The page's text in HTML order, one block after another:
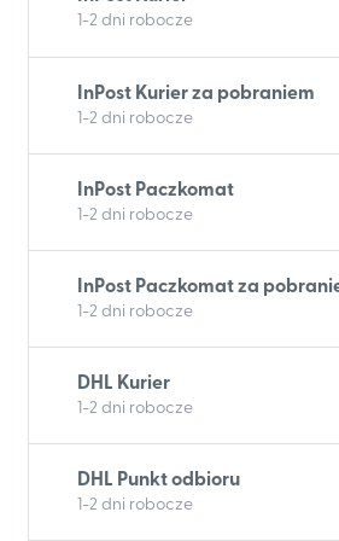
1-2 dni robocze
InPost Kurier za pobraniem
1-2 dni robocze
InPost Paczkomat
1-2 dni robocze
InPost Paczkomat za
1-2 dni robocze
DHL Kurier
1-2 dni robocze
DHL Punkt odbioru
1-2 dni robocze